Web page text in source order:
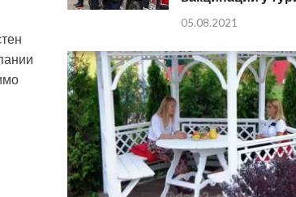
05.08.2021